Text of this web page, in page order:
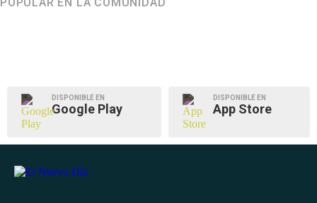
DISPONIBLE EN
Google Play
DISPONIBLE EN
App Store